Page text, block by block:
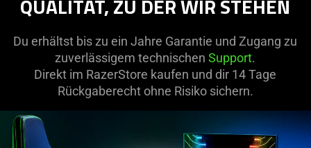
QUALITÄT, ZU DER WIR STEHEN
Du erhältst bis zu ein Jahre Garantie und Zugang zu
zuverlässigem technischenSupport.
Direkt im RazerStore kaufen und dir 14 Tage
Rückgaberecht ohne Risiko sichern.